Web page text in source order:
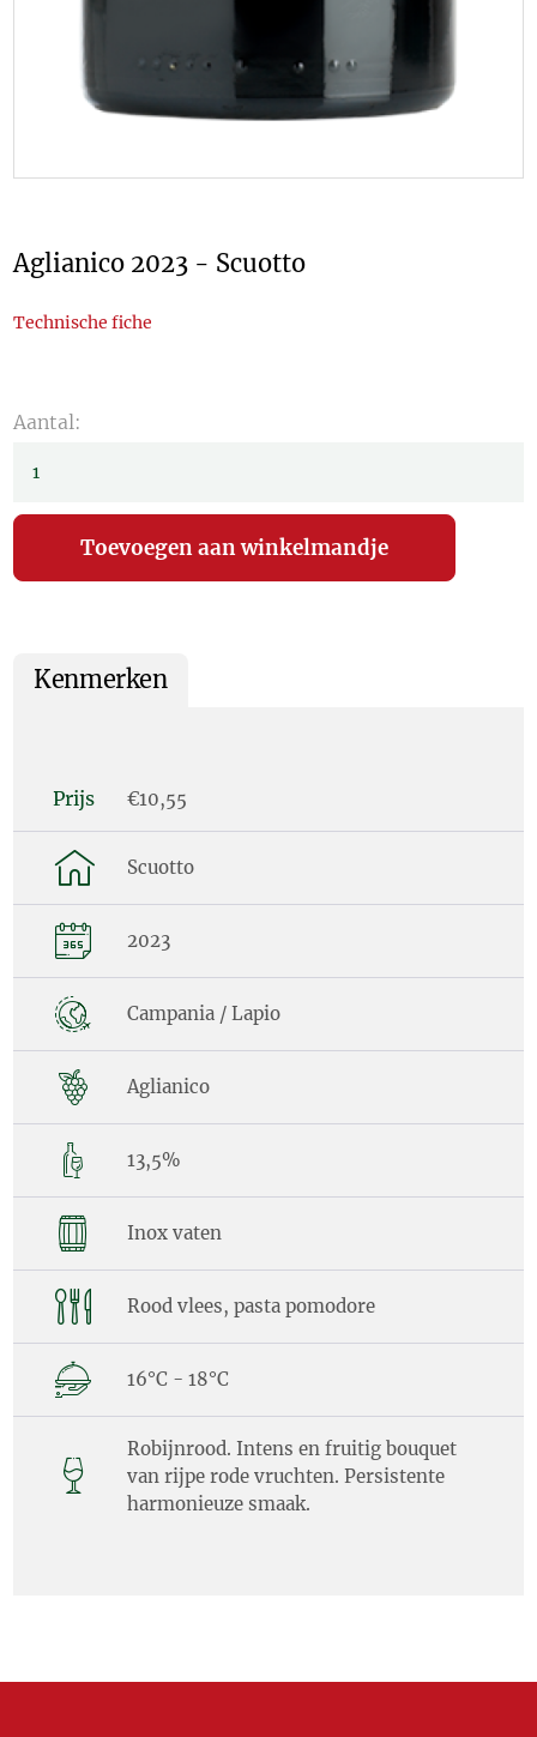
Aglianico 2023 - Scuotto
Technische fiche
Aantal:
Kenmerken
Prijs €10,55
Scuotto
2023
Campania / Lapio
Aglianico
13,5%
Inox vaten
Rood vlees, pasta pomodore
16°C - 18°C
Robijnrood. Intens en fruitig bouquet
van rijpe rode vruchten. Persistente
harmonieuze smaak.